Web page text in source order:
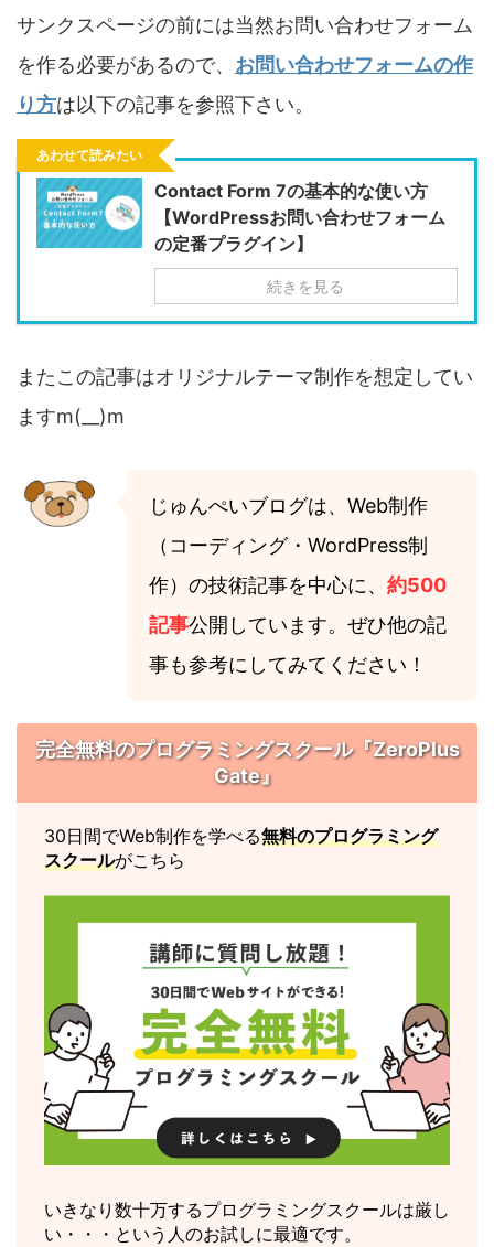
サンクスページの前には当然お問い合わせフォーム
を作る必要があるので、 お問い合わせフォームの作
り方は以下の記事を参照下さい。
あわせて読みたい
Contact Form 7の基本的な使い方
【WordPressお問い合わせフォーム
の定番プラグイン】
続きを見る
またこの記事はオリジナルテーマ制作を想定してい
ますm(__)m
じゅんぺいブログは、Web制作
（コーディング・WordPress制
作）の技術記事を中心に、 約500
記事公開しています。ぜひ他の記
事も参考にしてみてください！
完全無料のプログラミングスクール『ZeroPlus
Gate』
30日間でWeb制作を学べる無料のプログラミング
スクールがこちら
いきなり数十万するプログラミングスクールは厳し
い・・・という人のお試しに最適です。